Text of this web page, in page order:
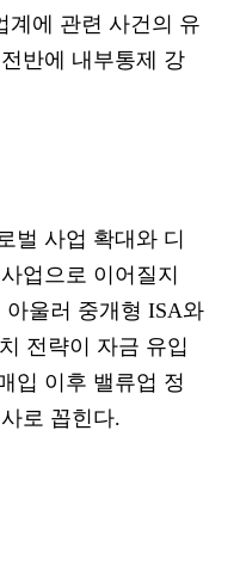
계에 관련 사건의 유
반에 내부통제 강
벌 사업 확대와 디
업으로 이어질지
울러 중개형 ISA와
전략이 자금 유입
입 이후 밸류업 정
로 꼽힌다.